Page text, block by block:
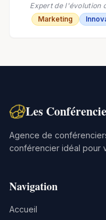
Expert de l'évolution
Marketing
Les
Agence de
conférencier idéal pour
Navigation
Accueil